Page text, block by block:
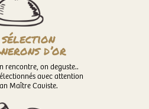
sélection
d’or
rencontre, on deguste..
avec attention
Maître Caviste.